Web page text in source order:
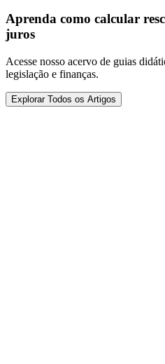
Aprenda como calcular
juros
Acesse nosso acervo de guias
legislação e finanças.
Explorar Todos os Artigos